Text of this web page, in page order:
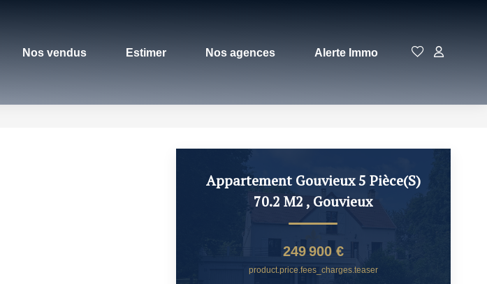
Nos vendus Estimer Nos agences Alerte Immo
Appartement Gouvieux 5 Pièce(s)
70.2 M2 , Gouvieux
249 900 €
product.price.fees_charges.teaser